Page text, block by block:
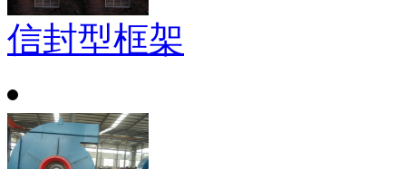
信封型框架